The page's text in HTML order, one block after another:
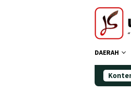
DAERAH